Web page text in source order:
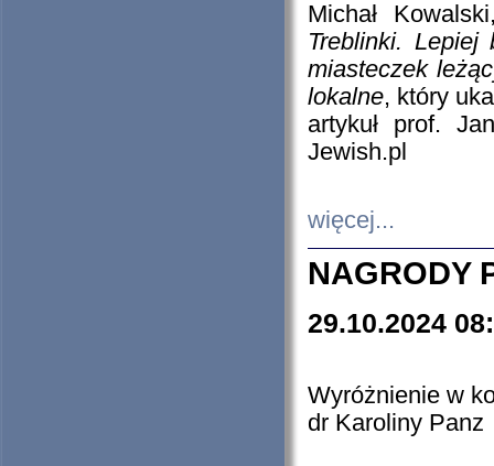
Michał
Treblinki. Lepiej
miasteczek
lokalne, który
artykuł prof.
Jewish.pl
więcej...
NAGRODY
29.10.2024
Wyróżnienie w
dr Karoliny Panz